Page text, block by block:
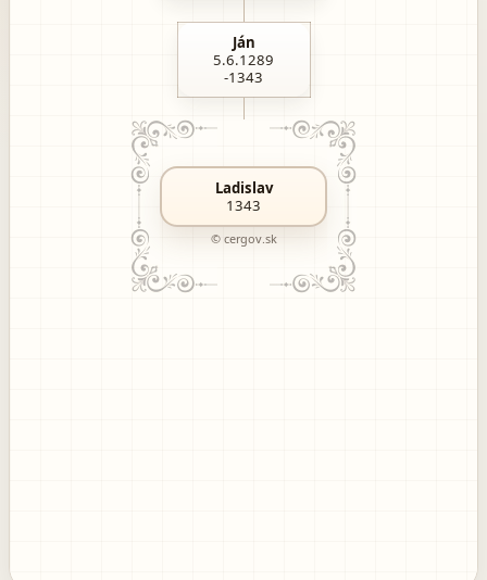
Ján
5.6.1289
-1343
Ladislav
1343
© cergov.sk